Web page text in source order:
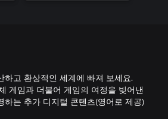
고 환상적인 세계에 빠져 보세요.
게임과 더불어 게임의 여정을 빚어낸
하는 추가 디지털 콘텐츠(영어로 제공)